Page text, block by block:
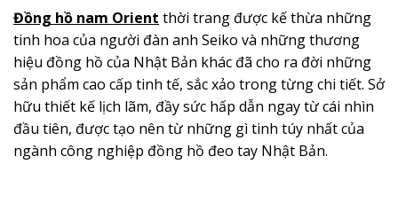
Đồng hồ nam Orient thời trang được kế thừa những
tinh hoa của người đàn anh Seiko và những thương
hiệu đồng hồ của Nhật Bản khác đã cho ra đời những
sản phẩm cao cấp tinh tế, sắc xảo trong từng chi tiết. Sở
hữu thiết kế lịch lãm, đầy sức hấp dẫn ngay từ cái nhìn
đầu tiên, được tạo nên từ những gì tinh túy nhất của
ngành công nghiệp đồng hồ đeo tay Nhật Bản.